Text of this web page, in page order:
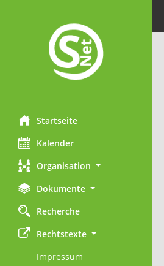
Startseite
Kalender
Organisation
Dokumente
Recherche
Rechtstexte
Impressum